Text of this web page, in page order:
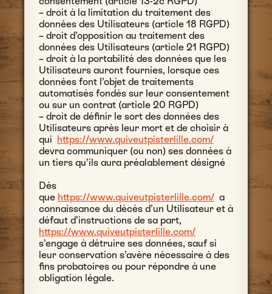
– droit à la limitation du traitement des
données des Utilisateurs (article 18 RGPD)
– droit d’opposition au traitement des
données des Utilisateurs (article 21 RGPD)
– droit à la portabilité des données que les
Utilisateurs auront fournies, lorsque ces
données font l’objet de traitements
automatisés fondés sur leur consentement
ou sur un contrat (article 20 RGPD)
– droit de définir le sort des données des
Utilisateurs après leur mort et de choisir à
qui https://www.quiveutpisterlille.com/
devra communiquer (ou non) ses données à
un tiers qu’ils aura préalablement désigné
Dès
que https://www.quiveutpisterlille.com/ a
connaissance du décès d’un Utilisateur et à
défaut d’instructions de sa part,
https://www.quiveutpisterlille.com/
s’engage à détruire ses données, sauf si
leur conservation s’avère nécessaire à des
fins probatoires ou pour répondre à une
obligation légale.